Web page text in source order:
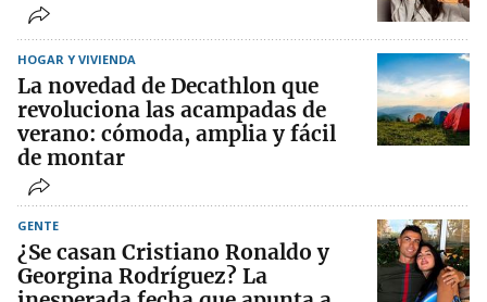
HOGAR Y VIVIENDA
La novedad de Decathlon que
revoluciona las acampadas de
verano: cómoda, amplia y fácil
de montar
GENTE
¿Se casan Cristiano Ronaldo y
Georgina Rodríguez? La